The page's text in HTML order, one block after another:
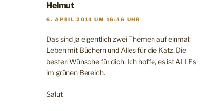
Helmut
6. APRIL 2014 UM 16:46 UHR
Das sind ja eigentlich zwei Themen auf einmal:
Leben mit Büchern und Alles für die Katz. Die
besten Wünsche für dich. Ich hoffe, es ist ALLEs
im grünen Bereich.
Salut